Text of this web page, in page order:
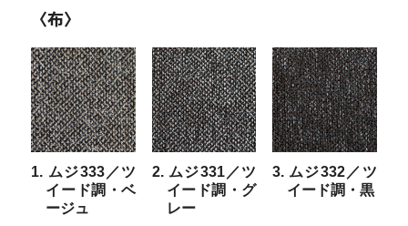
〈布〉
1. ムジ333／ツ
イード調・ベ
ージュ
2. ムジ331／ツ
イード調・グ
レー
3. ムジ332／ツ
イード調・黒